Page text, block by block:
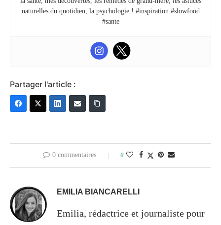
naturelles du quotidien, la psychologie ! #inspiration #slowfood
#sante
Partager l'article :
0 commentaires 0
EMILIA BIANCARELLI
Emilia, rédactrice et journaliste pour